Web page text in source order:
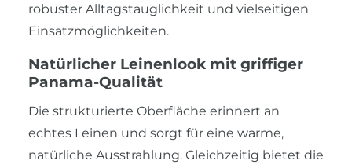
robuster Alltagstauglichkeit und vielseitigen
Einsatzmöglichkeiten.
Natürlicher Leinenlook mit griffiger
Panama-Qualität
Die strukturierte Oberfläche erinnert an
echtes Leinen und sorgt für eine warme,
natürliche Ausstrahlung. Gleichzeitig bietet die